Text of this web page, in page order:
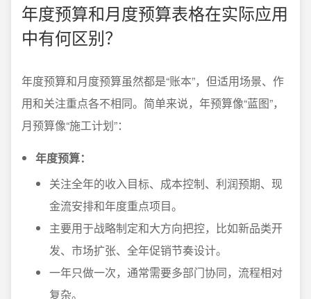
年度预算和月度预算表格在实际应用
中有何区别？
年度预算和月度预算虽然都是“账本”，但适用场景、作
用和关注重点各不相同。简单来说，年预算像“蓝图”，
月预算像“施工计划”：
年度预算：
关注全年的收入目标、成本控制、利润预期、现
金流安排和年度重点项目。
主要用于战略制定和大方向把控，比如新品类开
发、市场扩张、全年促销节奏设计。
一年只做一次，通常需要多部门协同，流程相对
复杂。